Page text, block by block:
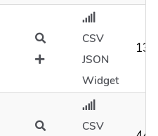
CSV
JSON
Widget
13
CSV